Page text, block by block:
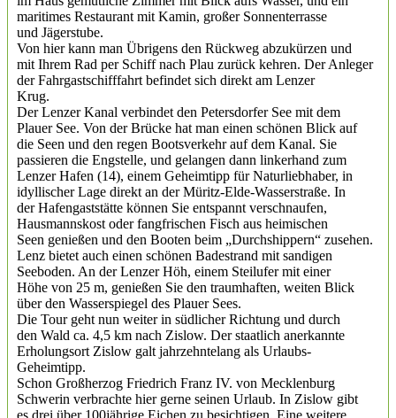
maritimes Restaurant mit Kamin, großer Sonnenterrasse
und Jägerstube.
Von hier kann man Übrigens den Rückweg abzukürzen und
mit Ihrem Rad per Schiff nach Plau zurück kehren. Der Anleger
der Fahrgastschifffahrt befindet sich direkt am Lenzer
Krug.
Der Lenzer Kanal verbindet den Petersdorfer See mit dem
Plauer See. Von der Brücke hat man einen schönen Blick auf
die Seen und den regen Bootsverkehr auf dem Kanal. Sie
passieren die Engstelle, und gelangen dann linkerhand zum
Lenzer Hafen (14), einem Geheimtipp für Naturliebhaber, in
idyllischer Lage direkt an der Müritz-Elde-Wasserstraße. In
der Hafengaststätte können Sie entspannt verschnaufen,
Hausmannskost oder fangfrischen Fisch aus heimischen
Seen genießen und den Booten beim „Durchshippern“ zusehen.
Lenz bietet auch einen schönen Badestrand mit sandigen
Seeboden. An der Lenzer Höh, einem Steilufer mit einer
Höhe von 25 m, genießen Sie den traumhaften, weiten Blick
über den Wasserspiegel des Plauer Sees.
Die Tour geht nun weiter in südlicher Richtung und durch
den Wald ca. 4,5 km nach Zislow. Der staatlich anerkannte
Erholungsort Zislow galt jahrzehntelang als Urlaubs-
Geheimtipp.
Schon Großherzog Friedrich Franz IV. von Mecklenburg
Schwerin verbrachte hier gerne seinen Urlaub. In Zislow gibt
es drei über 100jährige Eichen zu besichtigen. Eine weitere